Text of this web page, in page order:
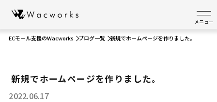
メニュー
ECモール支援のWacworks ブログ一覧 新規でホームページを作りました。
新規でホームページを作りました。
2022.06.17